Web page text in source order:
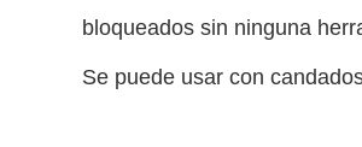
bloqueados sin ninguna
Se puede usar con